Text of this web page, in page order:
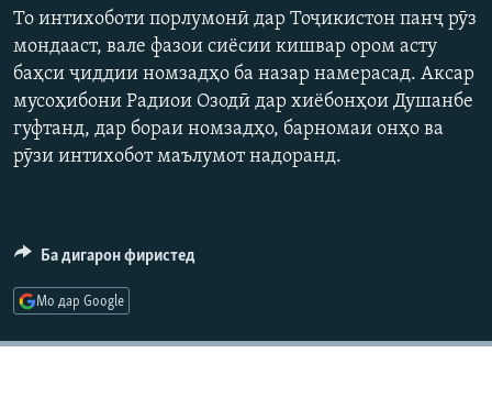
ГУЗОРИШҲОИ РАДИОӢ
Русский
ПАЙГИРӢ КУНЕД
Ҳамаи сомонаҳои RFE/RL
Auto 240p 360p 480p
1080p
480p
720p
То интихоботи порлумонӣ дар Тоҷикистон панҷ рӯз
мондааст, вале фазои сиёсии кишвар ором асту
баҳси ҷиддии номзадҳо ба назар намерасад. Аксар
мусоҳибони Радиои Озодӣ дар хиёбонҳои Душанбе
гуфтанд, дар бораи номзадҳо, барномаи онҳо ва
рӯзи интихобот маълумот надоранд.
Ба дигарон фиристед
Мо дар Google